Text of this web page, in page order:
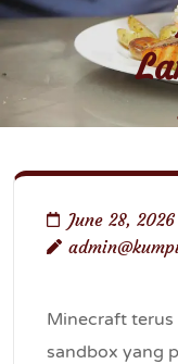
June 28, 2026
Minecraft terus
sandbox yang